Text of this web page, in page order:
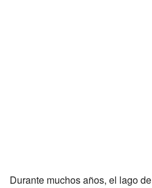
Durante muchos años, el lago